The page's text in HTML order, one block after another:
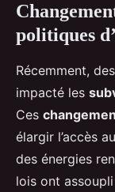
politiques
Récemment,
impacté les
Ces
élargir l’accès
des énergies
lois ont